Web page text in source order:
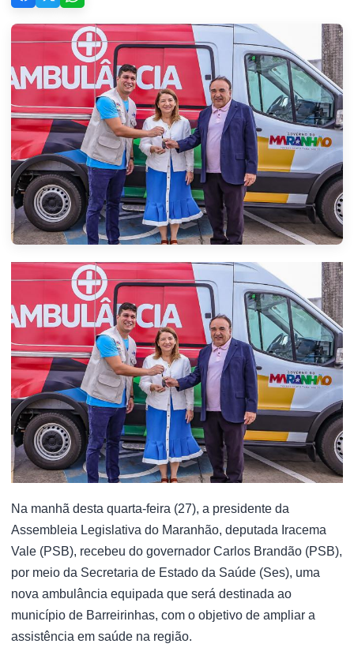
Na manhã desta quarta-feira (27), a presidente da
Assembleia Legislativa do Maranhão, deputada Iracema
Vale (PSB), recebeu do governador Carlos Brandão (PSB),
por meio da Secretaria de Estado da Saúde (Ses), uma
nova ambulância equipada que será destinada ao
município de Barreirinhas, com o objetivo de ampliar a
assistência em saúde na região.